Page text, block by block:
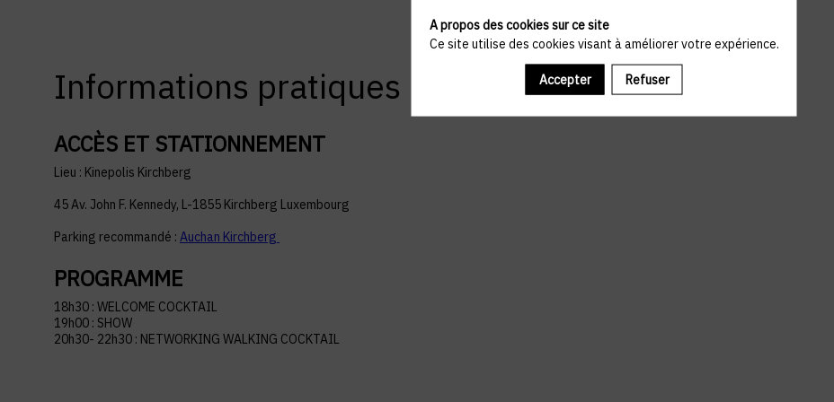
Informations pratiques
Lieu : Kinepolis Kirchberg
45 Av. John F. Kennedy, L-1855 Kirchberg Luxembourg
Parking recommandé : Auchan Kirchberg
PROGRAMME
18h30 : WELCOME COCKTAIL
19h00 : SHOW
A propos des cookies sur ce site
Ce site utilise des cookies visant à améliorer votre expérience.
Accepter Refuser